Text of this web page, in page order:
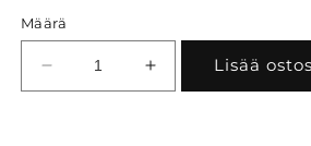
Määrä
Vähennä
tuotteen
Lisää
tuotteen
Lisää